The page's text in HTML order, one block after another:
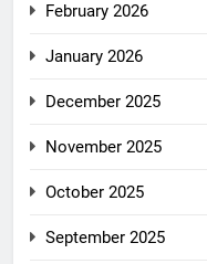
February 2026
January 2026
December 2025
November 2025
October 2025
September 2025